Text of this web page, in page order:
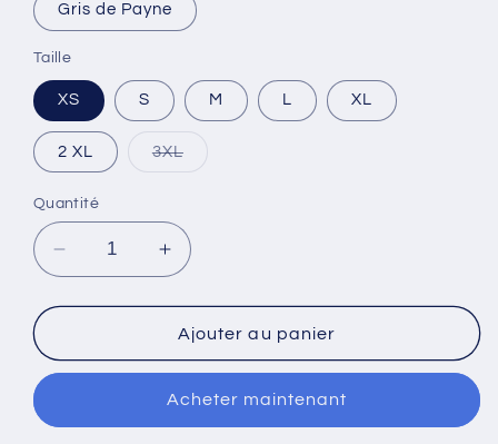
Gris de Payne
Taille
XS S M L XL
2 XL 3XLVariante
Quantité
Réduire
la
quantité
T-
développeur
unisexe
Augmenter
la
quantité
de
T-
développeur
unisexe
Ajouter au panier
Acheter maintenant